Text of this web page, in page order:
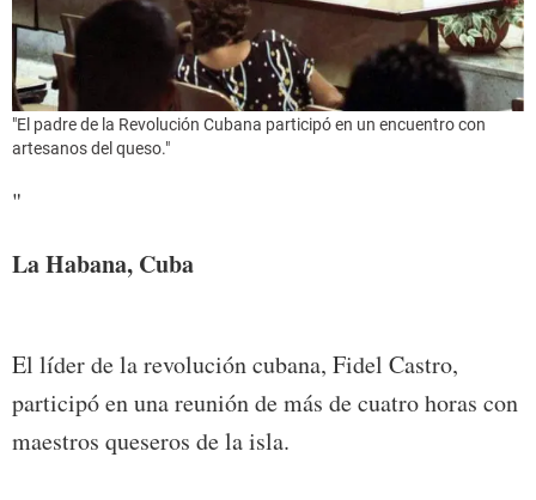
"El padre de la Revolución Cubana participó en un encuentro con
artesanos del queso."
"
La Habana, Cuba
El líder de la revolución cubana, Fidel Castro,
participó en una reunión de más de cuatro horas con
maestros queseros de la isla.